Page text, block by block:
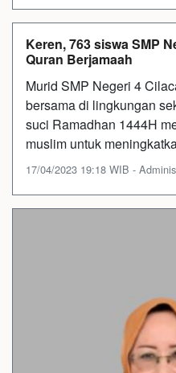
Keren, 763 siswa SMP
Quran Berjamaah
Murid SMP Negeri 4
bersama di lingkungan
suci Ramadhan 1444H
muslim untuk
17/04/2023 19:18 WIB -